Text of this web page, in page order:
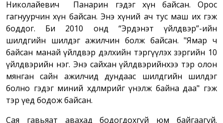
Николайевич Панарин гэдэг хүн байсан. Орос
гагнуурчин хүн байсан. Энэ хүний ач тус маш их гэж
боддог. Би 2010 онд “Эрдэнэт үйлдвэр”-ийн
шилдгийн шилдэг ажилчин болж байсан. "Ямар ч
байсан манай үйлдвэр дэлхийн тэргүүлэх зэргийн 10
үйлдвэрийн нэг. Энэ сайхан үйлдвэрийнхээ тэр олон
мянган сайн ажилчид дундаас шилдгийн шилдэг
болно гэдэг миний хөдөлмөрийг үнэлж байна даа" гэж
тэр үед бодож байсан.
Сая гавьяат авахад бодогдохгүй юм байгаагүй.